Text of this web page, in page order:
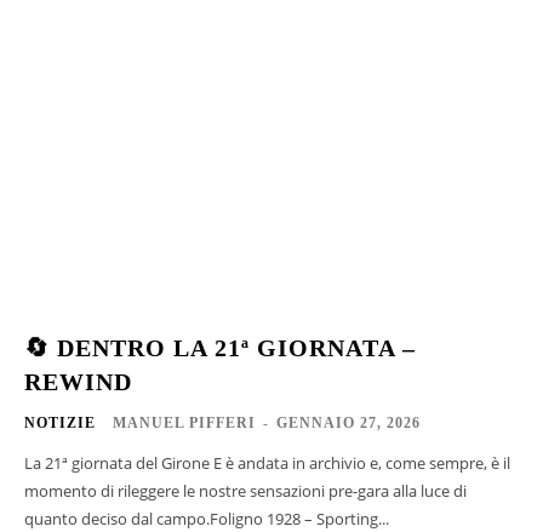
🔄 DENTRO LA 21ª GIORNATA –
REWIND
NOTIZIE MANUEL PIFFERI - GENNAIO 27, 2026
La 21ª giornata del Girone E è andata in archivio e, come sempre, è il
momento di rileggere le nostre sensazioni pre-gara alla luce di
quanto deciso dal campo.Foligno 1928 – Sporting...